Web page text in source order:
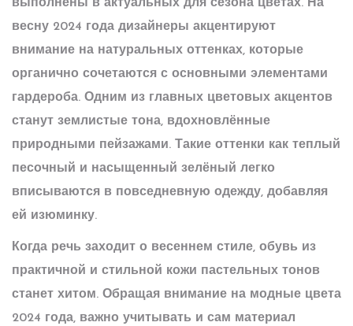
выполнены в актуальных для сезона цветах. На
весну 2024 года дизайнеры акцентируют
внимание на натуральных оттенках, которые
органично сочетаются с основными элементами
гардероба. Одним из главных цветовых акцентов
станут землистые тона, вдохновлённые
природными пейзажами. Такие оттенки как теплый
песочный и насыщенный зелёный легко
вписываются в повседневную одежду, добавляя
ей изюминку.
Когда речь заходит о весеннем стиле, обувь из
практичной и стильной кожи пастельных тонов
станет хитом. Обращая внимание на модные цвета
2024 года, важно учитывать и сам материал